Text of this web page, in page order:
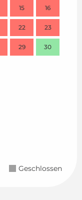
15 16
22 23
29 30
Geschlossen